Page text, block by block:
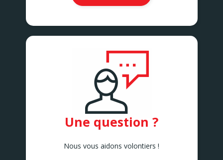
Une question ?
Nous vous aidons volontiers !